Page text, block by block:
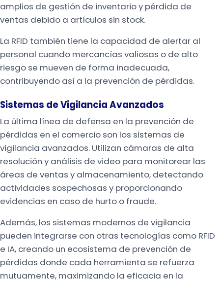
amplios de gestión de inventario y pérdida de
ventas debido a artículos sin stock.
La RFID también tiene la capacidad de alertar al
personal cuando mercancías valiosas o de alto
riesgo se mueven de forma inadecuada,
contribuyendo así a la prevención de pérdidas.
Sistemas de Vigilancia Avanzados
La última línea de defensa en la prevención de
pérdidas en el comercio son los sistemas de
vigilancia avanzados. Utilizan cámaras de alta
resolución y análisis de video para monitorear las
áreas de ventas y almacenamiento, detectando
actividades sospechosas y proporcionando
evidencias en caso de hurto o fraude.
Además, los sistemas modernos de vigilancia
pueden integrarse con otras tecnologías como RFID
e IA, creando un ecosistema de prevención de
pérdidas donde cada herramienta se refuerza
mutuamente, maximizando la eficacia en la